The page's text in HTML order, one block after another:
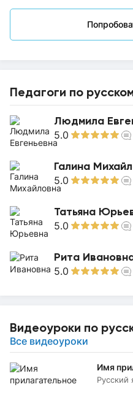
Педагоги по
Людмила
5.0
Галина
5.0
Татьяна
5.0
Рита
5.0
Видеоуроки по
Все видеоуроки
Имя
Русский